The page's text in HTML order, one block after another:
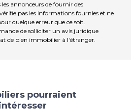
annonceurs de fournir des
pas les informations fournies et ne
quelque erreur que ce soit.
de solliciter un avis juridique
de bien immobilier à l'étranger.
pourraient